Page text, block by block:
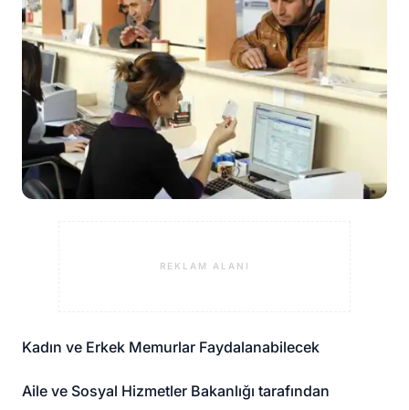
REKLAM ALANI
Kadın ve Erkek Memurlar Faydalanabilecek
Aile ve Sosyal Hizmetler Bakanlığı tarafından